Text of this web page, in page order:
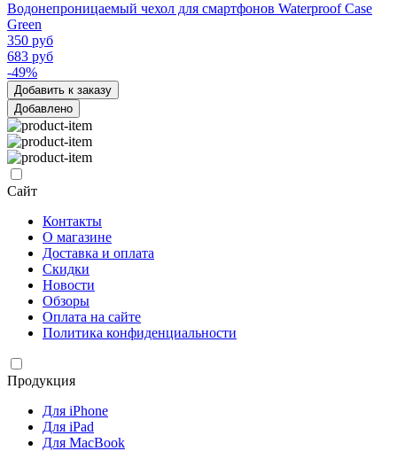
Водонепроницаемый чехол для смартфонов Waterproof Case
Green
350 руб
683 руб
-49%
Добавить к заказу
Добавлено
Сайт
Контакты
О магазине
Доставка и оплата
Скидки
Новости
Обзоры
Оплата на сайте
Политика конфиденциальности
Продукция
Для iPhone
Для iPad
Для MacBook